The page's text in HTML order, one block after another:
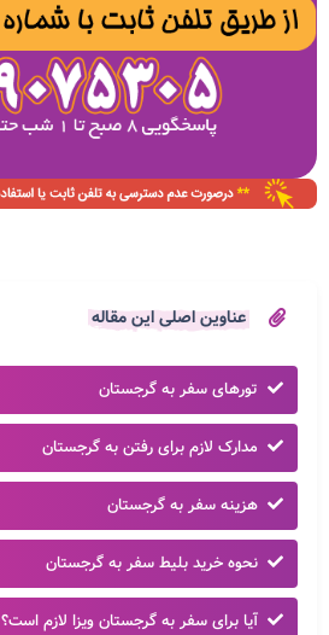
عناوین اصلی این مقاله
تورهای سفر به گرجستان
مدارک لازم برای رفتن به گرجستان
هزینه سفر به گرجستان
نحوه خرید بلیط سفر به گرجستان
آیا برای سفر به گرجستان ویزا لازم است؟